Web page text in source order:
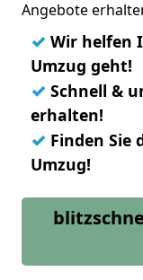
Angebote
✓ Wir helfen
Umzug geht!
✓ Schnell &
erhalten!
✓ Finden Sie
Umzug!